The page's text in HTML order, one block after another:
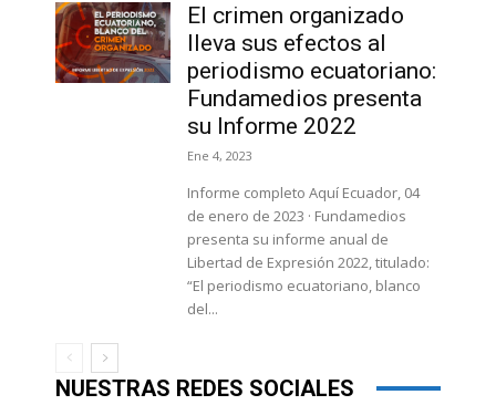
El crimen organizado
lleva sus efectos al
periodismo ecuatoriano:
Fundamedios presenta
su Informe 2022
Ene 4, 2023
Informe completo Aquí Ecuador, 04
de enero de 2023 · Fundamedios
presenta su informe anual de
Libertad de Expresión 2022, titulado:
“El periodismo ecuatoriano, blanco
del...
NUESTRAS REDES SOCIALES